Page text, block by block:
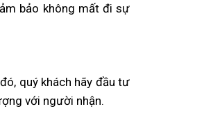
bảo không mất đi sự
quý khách hãy đầu tư
với người nhận.